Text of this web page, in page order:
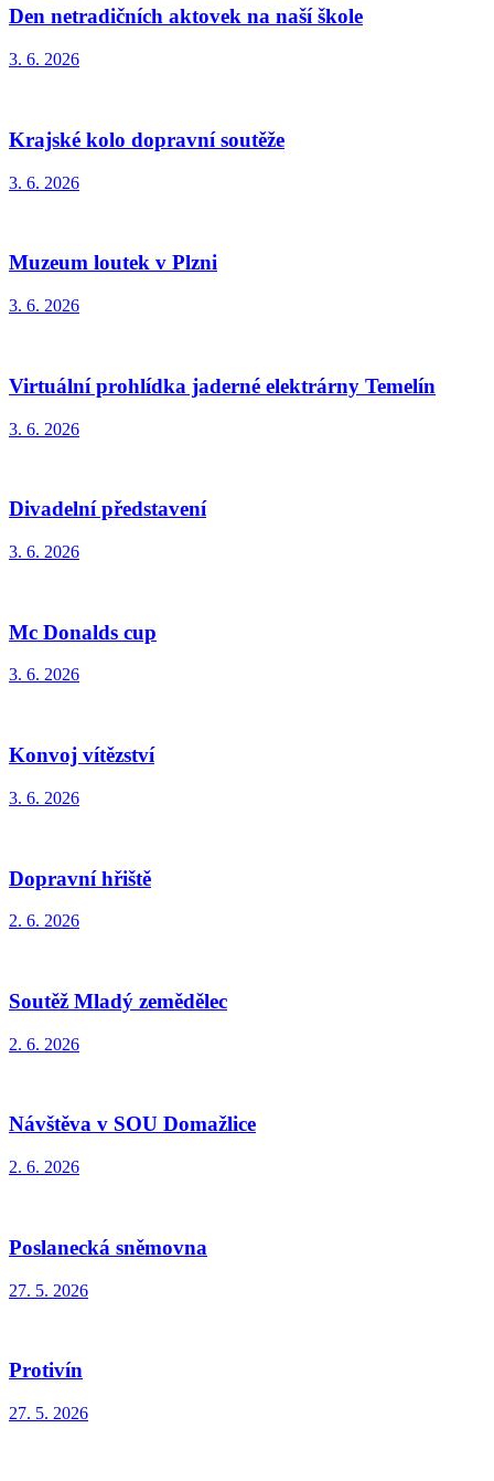
Den netradičních aktovek na naší škole
3. 6. 2026
Krajské kolo dopravní soutěže
3. 6. 2026
Muzeum loutek v Plzni
3. 6. 2026
Virtuální prohlídka jaderné elektrárny Temelín
3. 6. 2026
Divadelní představení
3. 6. 2026
Mc Donalds cup
3. 6. 2026
Konvoj vítězství
3. 6. 2026
Dopravní hřiště
2. 6. 2026
Soutěž Mladý zemědělec
2. 6. 2026
Návštěva v SOU Domažlice
2. 6. 2026
Poslanecká sněmovna
27. 5. 2026
Protivín
27. 5. 2026